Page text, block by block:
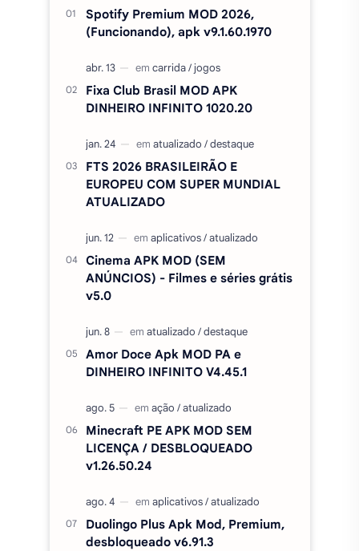
Spotify Premium MOD 2026,
(Funcionando), apk v9.1.60.1970
Fixa Club Brasil MOD APK
DINHEIRO INFINITO 1020.20
FTS 2026 BRASILEIRÃO E
EUROPEU COM SUPER MUNDIAL
ATUALIZADO
Cinema APK MOD (SEM
ANÚNCIOS) - Filmes e séries grátis
v5.0
Amor Doce Apk MOD PA e
DINHEIRO INFINITO V4.45.1
Minecraft PE APK MOD SEM
LICENÇA / DESBLOQUEADO
v1.26.50.24
Duolingo Plus Apk Mod, Premium,
desbloqueado v6.91.3